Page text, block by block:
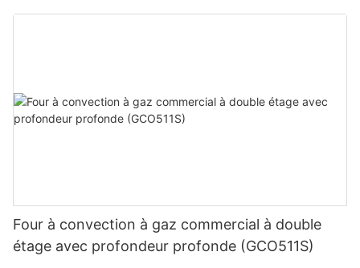
Four à convection à gaz commercial à double
étage avec profondeur profonde (GCO511S)